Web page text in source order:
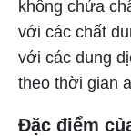
không chứa
với các chất
với các dung
theo thời gian
Đặc điểm